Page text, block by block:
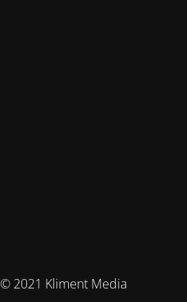
© 2021 Kliment Media